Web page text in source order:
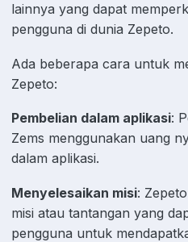
lainnya yang dapat
pengguna di dunia Zepeto.
Ada beberapa cara untuk
Zepeto:
Pembelian dalam aplikasi:
Zems menggunakan uang
dalam aplikasi.
Menyelesaikan misi:
misi atau tantangan yang
pengguna untuk